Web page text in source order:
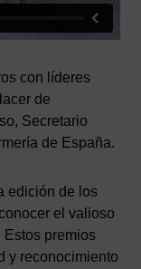
con líderes
de
Secretario
de España.
edición de los
el valioso
Estos premios
y reconocimiento